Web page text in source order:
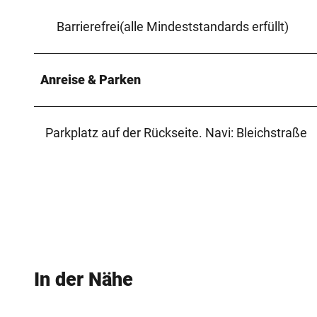
Barrierefrei(alle Mindeststandards erfüllt)
Anreise & Parken
Parkplatz auf der Rückseite. Navi: Bleichstraße
In der Nähe